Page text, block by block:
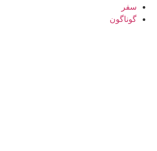
سفر
گوناگون